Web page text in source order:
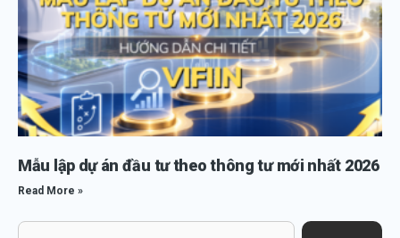
Mẫu lập dự án đầu tư theo thông tư mới nhất 2026
Read More »